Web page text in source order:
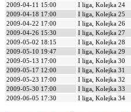
2009-04-11 15:00
I liga, Kolejka 24
2009-04-18 17:00
I liga, Kolejka 25
2009-04-22 17:00
I liga, Kolejka 26
2009-04-26 15:30
I liga, Kolejka 27
2009-05-02 18:15
I liga, Kolejka 28
2009-05-10 19:47
I liga, Kolejka 29
2009-05-13 17:00
I liga, Kolejka 30
2009-05-17 12:00
I liga, Kolejka 31
2009-05-23 17:00
I liga, Kolejka 32
2009-05-30 17:00
I liga, Kolejka 33
2009-06-05 17:30
I liga, Kolejka 34